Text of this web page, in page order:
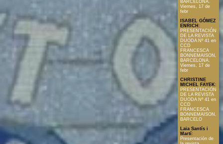
BARCELONA.
Viernes, 17 de
febr
ISABEL GÓMEZ
ENRICH :
PRESENTACIÓN
DE LA REVISTA
DUODA Nº 41 en
CCD
FRANCESCA
BONNEMAISON,
BARCELONA.
Viernes, 17 de
febr
CHRISTINE
MICHEL FAYEK:
PRESENTACIÓN
DE LA REVISTA
DUODA Nº 41 en
CCD
FRANCESCA
BONNEMAISON,
BARCELO
Laia Santís i
Martí:
Presentación de